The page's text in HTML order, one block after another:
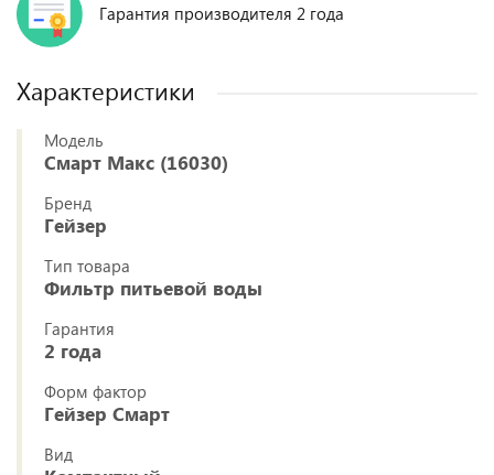
Гарантия производителя 2 года
Характеристики
Модель
Смарт Макс (16030)
Бренд
Гейзер
Тип товара
Фильтр питьевой воды
Гарантия
2 года
Форм фактор
Гейзер Смарт
Вид